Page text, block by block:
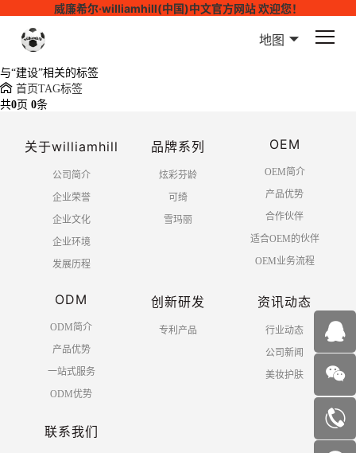
威廉希尔·williamhill(中国)中文官方网站 欢迎您！
地图
与“建设”相关的标签
首页TAG标签
共0页 0条
关于williamhill
公司简介
企业荣誉
企业文化
企业环境
发展历程
品牌系列
炫彩芬龄
可绮
雪玛丽
OEM
OEM简介
产品优势
合作伙伴
适合OEM的伙伴
OEM业务流程
ODM
ODM简介
产品优势
一站式服务
ODM优势
创新研发
专利产品
资讯动态
行业动态
公司新闻
美妆护肤
联系我们